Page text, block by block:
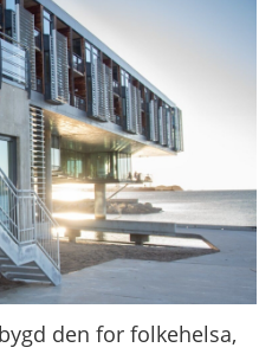
bygd den for folkehelsa,